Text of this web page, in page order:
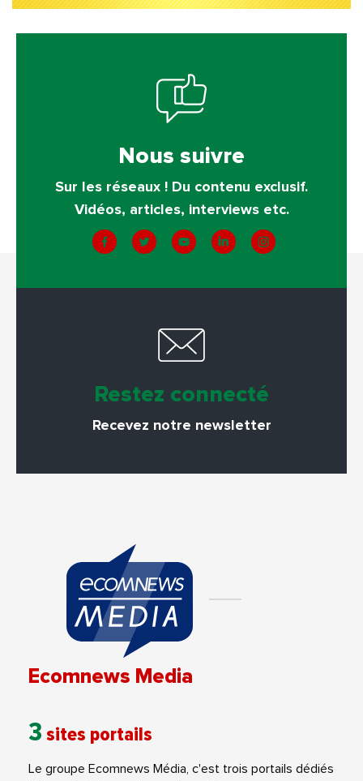
Nous suivre
Sur les réseaux ! Du contenu exclusif.
Vidéos, articles, interviews etc.
Restez connecté
Recevez notre newsletter
Ecomnews Media
3 sites portails
Le groupe Ecomnews Média, c'est trois portails dédiés